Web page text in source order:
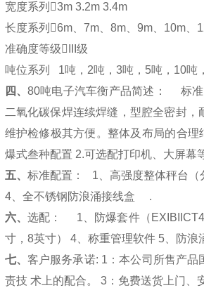
宽度系列3m 3.2m 3.4m
长度系列6m、 7m、 8m、 9m、 10m、
准确度等级
级
吨位系列
1吨， 2吨， 3吨， 5吨， 10吨，
四、 80吨电子汽车衡产品简述： 标
二氧化碳保焊连续焊缝，型腔全密封，
维护检修极其方便。整体及布局的合理
爆式叁种配置 2.可选配打印机、大屏幕
五、 标准配置： 1 、高强度整体秤台 （
4、全不锈钢防浪涌接线盒 .
六、 选配： 1 、防爆套件（
寸， 8英寸） 4、称重管理软件5、防浪
七、 客户服务承诺: 1 ：本公司所售产品
责技 术上的配合。 3：免费送货上门、